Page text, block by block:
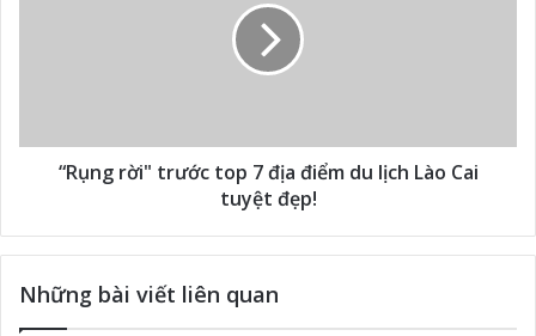
“Rụng rời" trước top 7 địa điểm du lịch Lào Cai
tuyệt đẹp!
Những bài viết liên quan